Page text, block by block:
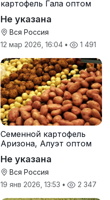
картофель Гала оптом
Не указана
Вся Россия
12 мар 2026, 16:04 • 1 491
Семенной картофель
Аризона, Алуэт оптом
Не указана
Вся Россия
19 янв 2026, 13:53 • 2 347